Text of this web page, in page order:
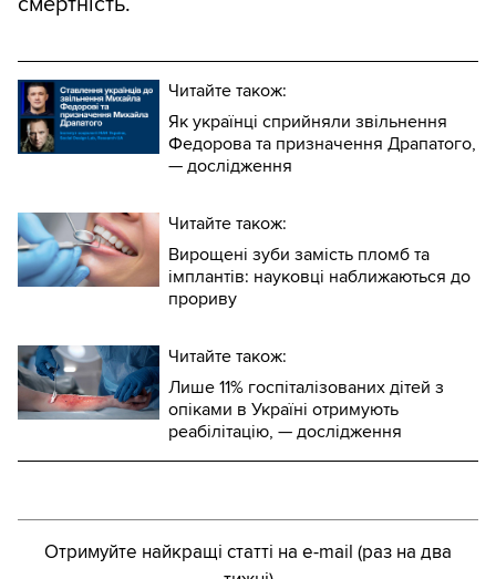
Читайте також:
Як українці сприйняли звільнення
Федорова та призначення Драпатого,
— дослідження
Читайте також:
Вирощені зуби замість пломб та
імплантів: науковці наближаються до
прориву
Читайте також:
Лише 11% госпіталізованих дітей з
опіками в Україні отримують
реабілітацію, — дослідження
Отримуйте найкращі статті на e-mail (раз на два